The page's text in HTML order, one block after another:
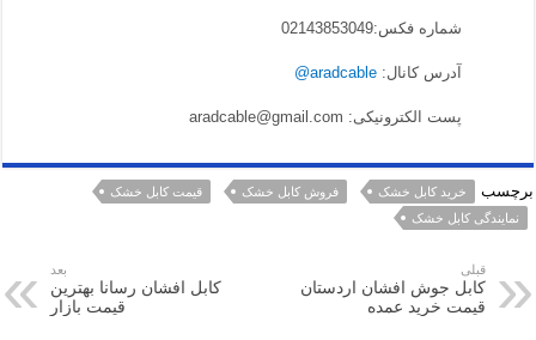
شماره فکس:02143853049
آدرس کانال:aradcable@
پست الکترونیکی: aradcable@gmail.com
برچسب خرید کابل خشک فروش کابل خشک
قیمت کابل خشک
نمایندگی کابل خشک
قبلی
کابل جوش افشان اردستان
قیمت خرید عمده
بعد
کابل افشان رسانا بهترین
قیمت بازار